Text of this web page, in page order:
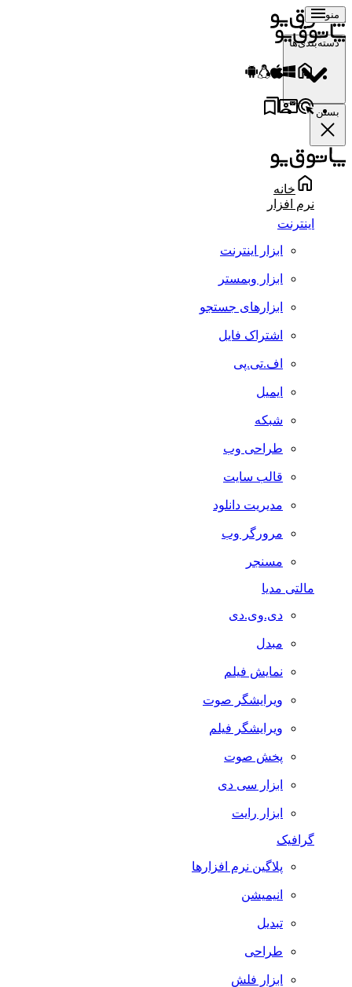
منو
دسته‌بندی‌ها
بستن
خانه
نرم افزار
اینترنت
ابزار اینترنت
ابزار وبمستر
ابزارهای جستجو
اشتراک فایل
اف.تی.پی
ایمیل
شبکه
طراحی وب
قالب سایت
مدیریت دانلود
مرورگر وب
مسنجر
مالتی مدیا
دی.وی.دی
مبدل
نمایش فیلم
ویرایشگر صوت
ویرایشگر فیلم
پخش صوت
ابزار سی دی
ابزار رایت
گرافیک
پلاگین نرم افزارها
انیمیشن
تبدیل
طراحی
ابزار فلش